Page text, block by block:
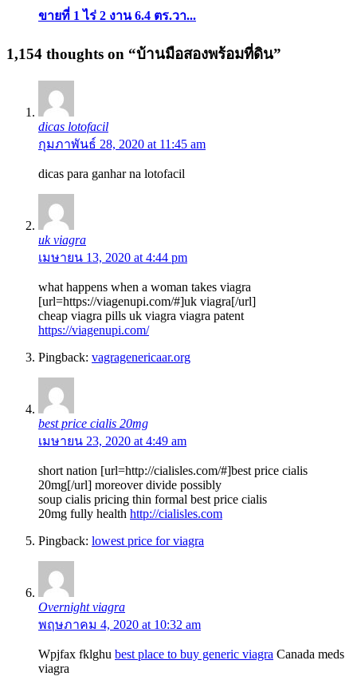
ขายที่ 1 ไร่ 2 งาน 6.4 ตร.วา...
1,154 thoughts on “บ้านมือสองพร้อมที่ดิน”
dicas lotofacil
กุมภาพันธ์ 28, 2020 at 11:45 am
dicas para ganhar na lotofacil
uk viagra
เมษายน 13, 2020 at 4:44 pm
what happens when a woman takes viagra
[url=https://viagenupi.com/#]uk viagra[/url]
cheap viagra pills uk viagra viagra patent
https://viagenupi.com/
Pingback: vagragenericaar.org
best price cialis 20mg
เมษายน 23, 2020 at 4:49 am
short nation [url=http://cialisles.com/#]best price cialis
20mg[/url] moreover divide possibly
soup cialis pricing thin formal best price cialis
20mg fully health http://cialisles.com
Pingback: lowest price for viagra
Overnight viagra
พฤษภาคม 4, 2020 at 10:32 am
Wpjfax fklghu best place to buy generic viagra Canada meds
viagra